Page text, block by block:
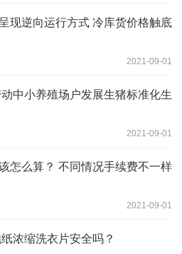
现逆向运行方式 冷库货价格触底
2021-09-01
中小养殖场户发展生猪标准化生
2021-09-01
怎么算？ 不同情况手续费不一样
2021-09-01
浓缩洗衣片安全吗？